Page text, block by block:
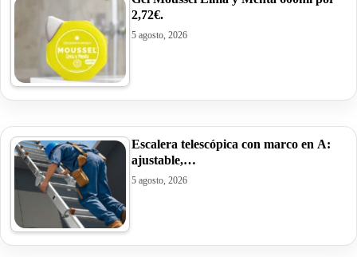
2,72€.
5 agosto, 2026
Escalera telescópica con marco en A:
ajustable,…
5 agosto, 2026